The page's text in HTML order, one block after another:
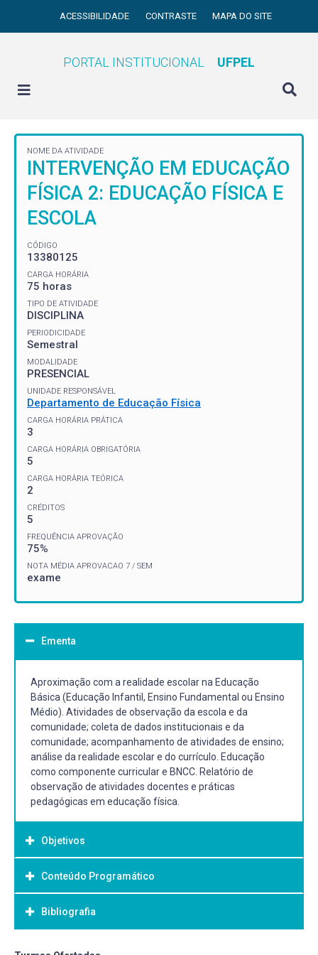
ACESSIBILIDADE CONTRASTE MAPA DO SITE
PORTAL INSTITUCIONAL UFPEL
NOME DA ATIVIDADE
INTERVENÇÃO EM EDUCAÇÃO
FÍSICA 2: EDUCAÇÃO FÍSICA E
ESCOLA
CÓDIGO
13380125
CARGA HORÁRIA
75 horas
TIPO DE ATIVIDADE
DISCIPLINA
PERIODICIDADE
Semestral
MODALIDADE
PRESENCIAL
UNIDADE RESPONSÁVEL
Departamento de Educação Física
CARGA HORÁRIA PRÁTICA
3
CARGA HORÁRIA OBRIGATÓRIA
5
CARGA HORÁRIA TEÓRICA
2
CRÉDITOS
5
FREQUÊNCIA APROVAÇÃO
75%
NOTA MÉDIA APROVACAO 7 / SEM
exame
Ementa
Aproximação com a realidade escolar na Educação
Básica (Educação Infantil, Ensino Fundamental ou Ensino
Médio). Atividades de observação da escola e da
comunidade; coleta de dados institucionais e da
comunidade; acompanhamento de atividades de ensino;
análise da realidade escolar e do currículo. Educação
como componente curricular e BNCC. Relatório de
observação de atividades docentes e práticas
pedagógicas em educação física.
Objetivos
Objetivo Geral:
Promover a reflexão e viabilizar processos de re-
conhecimento do estudante em seu projeto e desejo de
de processos de ensino e aprendizagem das práticas
Conteúdo Programático
Bibliografia
Bibliografia Básica: